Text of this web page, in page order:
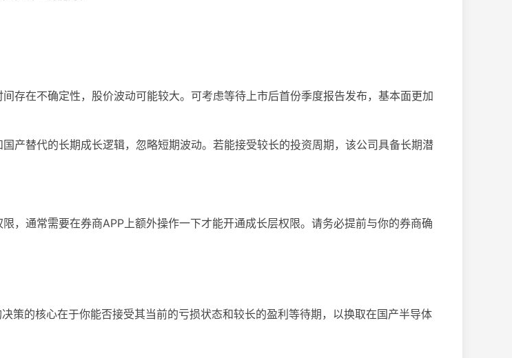
存在不确定性，股价波动可能较大。可考虑等待上市后首份季度报告发布，基本面更加
产替代的长期成长逻辑，忽略短期波动。若能接受较长的投资周期，该公司具备长期潜
，通常需要在券商APP上额外操作一下才能开通成长层权限。请务必提前与你的券商确
策的核心在于你能否接受其当前的亏损状态和较长的盈利等待期，以换取在国产半导体